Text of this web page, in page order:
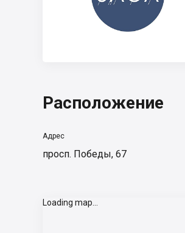
Расположение
Адрес
просп. Победы, 67
Loading map...